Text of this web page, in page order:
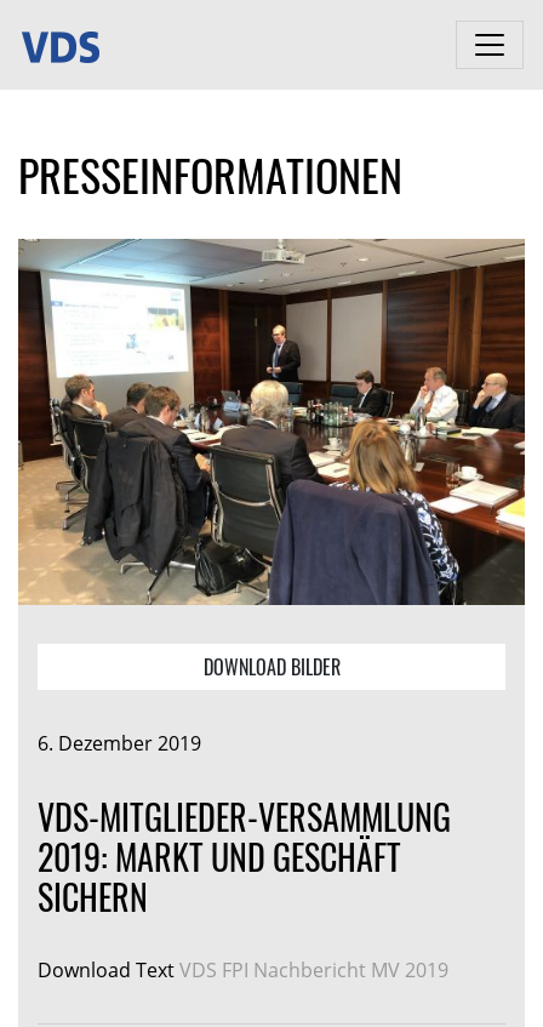
PRESSEINFORMATIONEN
DOWNLOAD BILDER
6. Dezember 2019
VDS-MITGLIEDER-VERSAMMLUNG
2019: MARKT UND GESCHÄFT
SICHERN
Download TextVDS FPI Nachbericht MV 2019